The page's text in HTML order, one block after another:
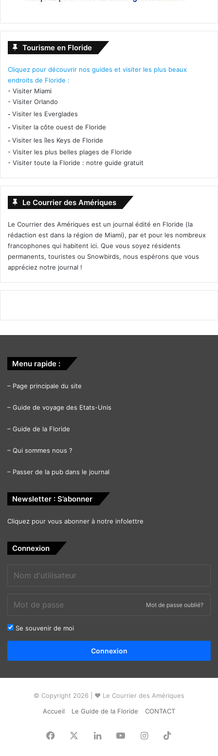
Tourisme en Floride
Cliquez pour découvrir nos guides et visiter les plus beaux
endroits de Floride :
- Visiter Miami
- Visiter Orlando
- Visiter les Everglades
- Visiter la côte ouest de Floride
- Visiter les îles Keys de Floride
- Visiter les plus belles plages de Floride
- Visiter toute la Floride : notre guide gratuit
Le Courrier des Amériques
Le Courrier des Amériques est un journal édité en Floride (la
rédaction est dans la région de Miami), par et pour les nombreux
francophones qui habitent ici. Que vous soyez résidents
permanents, touristes ou Snowbirds, nous espérons que vous
appréciez notre journal !
Menu rapide :
– Page principale du site
– Guide de voyage des Etats-Unis
– Guide de la Floride
– Qui sommes nous ?
– Passer de la pub dans le journal
Newsletter : S’abonner
Cliquez pour vous abonner à notre infolettre
Connexion
Mot de passe oublié?
Se souvenir de moi
Connexion
© Copyright 2026 | ❤ Le Courrier des Amériques
Accueil
Le Guide de la Floride CONTACT
Facebook LinkedinYouTubeInstagram